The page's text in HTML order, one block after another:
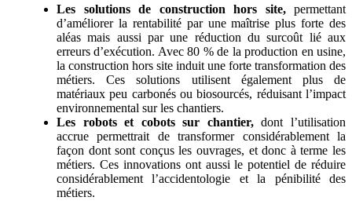
Les
solutions de construction hors site,permettant
d’améliorer la rentabilité par une maîtrise plus forte des
aléas mais aussi par une réduction du surcoût lié aux
erreurs d’exécution. Avec 80 % de la production en usine,
la construction hors site induit une forte transformation des
métiers. Ces solutions utilisent également plus de
matériaux peu carbonés ou biosourcés, réduisant l’impact
environnemental sur les chantiers.
Les robots et cobots sur chantier,dont l’utilisation
accrue permettrait de transformer considérablement la
façon dont sont conçus les ouvrages, et donc à terme les
métiers. Ces innovations ont aussi le potentiel de réduire
considérablement l’accidentologie et la pénibilité des
métiers.